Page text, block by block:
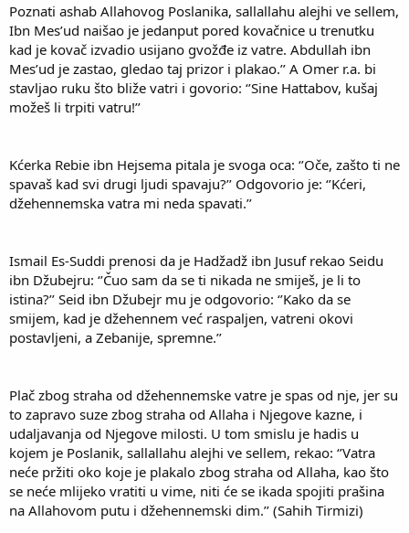
Poznati ashab Allahovog Poslanika, sallallahu alejhi ve sellem,
Ibn Mes’ud naišao je jedanput pored kovačnice u trenutku
kad je kovač izvadio usijano gvožđe iz vatre. Abdullah ibn
Mes’ud je zastao, gledao taj prizor i plakao.’’ A Omer r.a. bi
stavljao ruku što bliže vatri i govorio: ‘’Sine Hattabov, kušaj
možeš li trpiti vatru!’’
Kćerka Rebie ibn Hejsema pitala je svoga oca: ‘’Oče, zašto ti ne
spavaš kad svi drugi ljudi spavaju?’’ Odgovorio je: ‘’Kćeri,
džehennemska vatra mi neda spavati.’’
Ismail Es-Suddi prenosi da je Hadžadž ibn Jusuf rekao Seidu
ibn Džubejru: ‘’Čuo sam da se ti nikada ne smiješ, je li to
istina?’’ Seid ibn Džubejr mu je odgovorio: ‘’Kako da se
smijem, kad je džehennem već raspaljen, vatreni okovi
postavljeni, a Zebanije, spremne.’’
Plač zbog straha od džehennemske vatre je spas od nje, jer su
to zapravo suze zbog straha od Allaha i Njegove kazne, i
udaljavanja od Njegove milosti. U tom smislu je hadis u
kojem je Poslanik, sallallahu alejhi ve sellem, rekao: ‘’Vatra
neće pržiti oko koje je plakalo zbog straha od Allaha, kao što
se neće mlijeko vratiti u vime, niti će se ikada spojiti prašina
na Allahovom putu i džehennemski dim.’’ (Sahih Tirmizi)